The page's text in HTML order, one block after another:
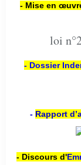
- Mise en
loi
- Dossier
- Rapport
- Discours d'